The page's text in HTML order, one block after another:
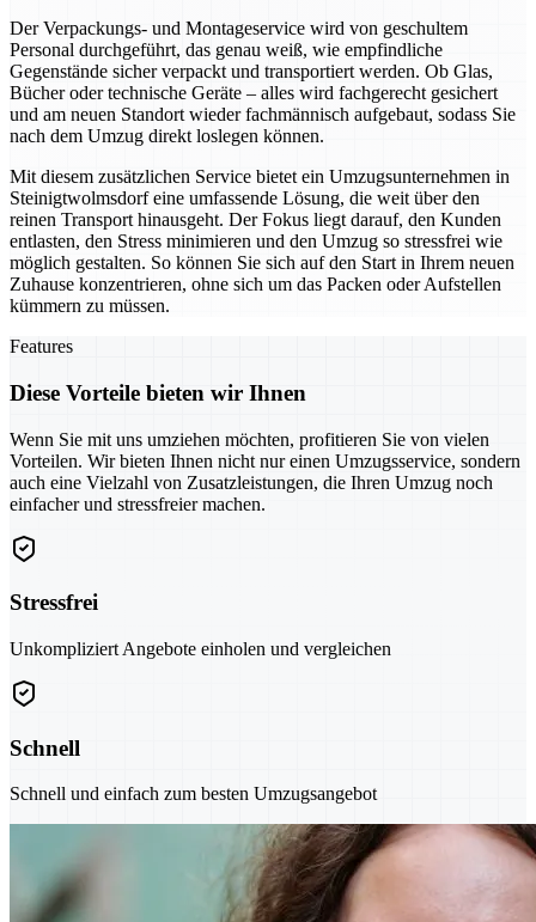
Der Verpackungs- und Montageservice wird von geschultem
Personal durchgeführt, das genau weiß, wie empfindliche
Gegenstände sicher verpackt und transportiert werden. Ob Glas,
Bücher oder technische Geräte – alles wird fachgerecht gesichert
und am neuen Standort wieder fachmännisch aufgebaut, sodass Sie
nach dem Umzug direkt loslegen können.
Mit diesem zusätzlichen Service bietet ein Umzugsunternehmen in
Steinigtwolmsdorf eine umfassende Lösung, die weit über den
reinen Transport hinausgeht. Der Fokus liegt darauf, den Kunden
entlasten, den Stress minimieren und den Umzug so stressfrei wie
möglich gestalten. So können Sie sich auf den Start in Ihrem neuen
Zuhause konzentrieren, ohne sich um das Packen oder Aufstellen
kümmern zu müssen.
Features
Diese Vorteile bieten wir Ihnen
Wenn Sie mit uns umziehen möchten, profitieren Sie von vielen
Vorteilen. Wir bieten Ihnen nicht nur einen Umzugsservice, sondern
auch eine Vielzahl von Zusatzleistungen, die Ihren Umzug noch
einfacher und stressfreier machen.
Stressfrei
Unkompliziert Angebote einholen und vergleichen
Schnell
Schnell und einfach zum besten Umzugsangebot